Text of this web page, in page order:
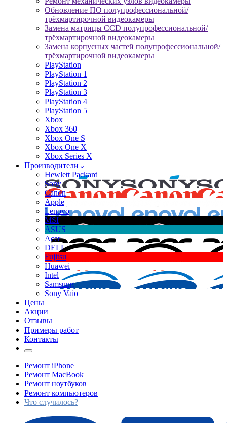
Обновление ПО полупрофессиональной/
трёхмартирочной видеокамеры
Замена матрицы CCD полупрофессиональной/
трёхмартирочной видеокамеры
Замена корпусных частей полупрофессиональной/
трёхмартирочной видеокамеры
PlayStation
PlayStation 1
PlayStation 2
PlayStation 3
PlayStation 4
PlayStation 5
Xbox
Xbox 360
Xbox One S
Xbox One X
Xbox Series X
Производители
Hewlett Packard
Sony
Canon
Apple
Lenovo
MSI
ASUS
Acer
DELL
Fujitsu
Huawei
Intel
Samsung
Sony Vaio
Цены
Акции
Отзывы
Примеры работ
Контакты
Ремонт iPhone
Ремонт MacBook
Ремонт ноутбуков
Ремонт компьютеров
Что случилось?